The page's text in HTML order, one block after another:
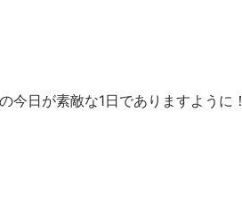
日が素敵な1日でありますように！